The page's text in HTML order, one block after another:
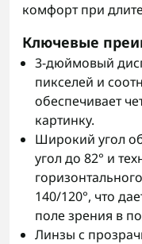
комфорт при
Ключевые
3-дюймовый
пикселей и
обеспечивает
картинку.
Широкий угол
угол до 82° и
140/120°, что
поле зрения в
Линзы с